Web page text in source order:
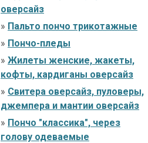
оверсайз
» Пальто пончо трикотажные
» Пончо-пледы
» Жилеты женские, жакеты,
кофты, кардиганы оверсайз
» Свитера оверсайз, пуловеры,
джемпера и мантии оверсайз
» Пончо "классика", через
голову одеваемые